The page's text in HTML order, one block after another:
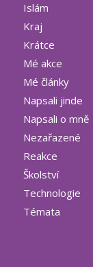
Islám
Kraj
Krátce
Mé akce
Mé články
Napsali jinde
Napsali o mně
Nezařazené
Reakce
Školství
Technologie
Témata